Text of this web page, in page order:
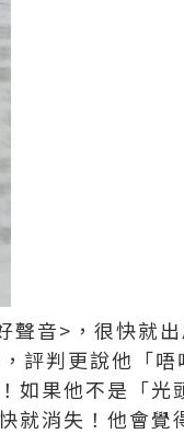
音>，很快就
評判更說他「
如果他不是「
就消失！他會